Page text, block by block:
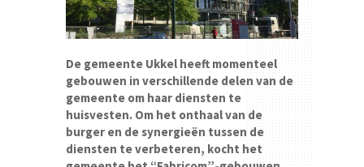
De gemeente Ukkel heeft momenteel
gebouwen in verschillende delen van de
gemeente om haar diensten te
huisvesten. Om het onthaal van de
burger en de synergieën tussen de
diensten te verbeteren, kocht het